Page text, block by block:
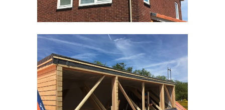
Timmerwerken divers